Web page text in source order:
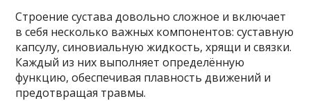
Строение сустава довольно сложное и включает
в себя несколько важных компонентов: суставную
капсулу, синовиальную жидкость, хрящи и связки.
Каждый из них выполняет определённую
функцию, обеспечивая плавность движений и
предотвращая травмы.